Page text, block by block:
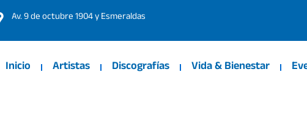
Av. 9 de octubre 1904 y Esmeraldas
Inicio Artistas Discografías Vida & Bienestar